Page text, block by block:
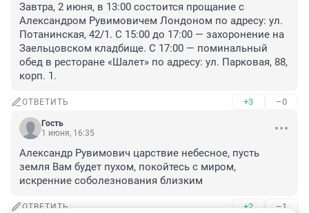
Завтра, 2 июня, в 13:00 состоится прощание с
Александром Рувимовичем Лондоном по адресу: ул.
Потанинская, 42/1. С 15:00 до 17:00 — захоронение на
Заельцовском кладбище. С 17:00 — поминальный
обед в ресторане «Шалет» по адресу: ул. Парковая, 88,
корп. 1.
ОТВЕТИТЬ +3 –0
Гость
1 июня, 16:35
Александр Рувимович царствие небесное, пусть
земля Вам будет пухом, покойтесь с миром,
искренние соболезнования близким
ОТВЕТИТЬ +2 –1